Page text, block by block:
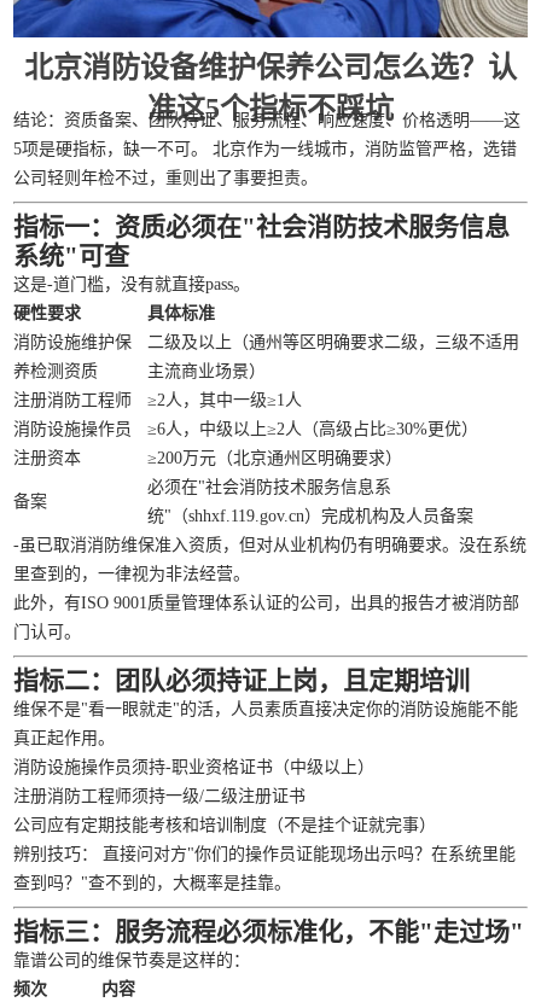
北京消防设备维护保养公司怎么选？认
准这5个指标不踩坑
结论：资质备案、团队持证、服务流程、响应速度、价格透明——这
5项是硬指标，缺一不可。 北京作为一线城市，消防监管严格，选错
公司轻则年检不过，重则出了事要担责。
指标一：资质必须在"社会消防技术服务信息
系统"可查
这是-道门槛，没有就直接pass。
硬性要求
具体标准
消防设施维护保
养检测资质
二级及以上（通州等区明确要求二级，三级不适用
主流商业场景）
注册消防工程师
≥2人，其中一级≥1人
消防设施操作员
≥6人，中级以上≥2人（高级占比≥30%更优）
注册资本
≥200万元（北京通州区明确要求）
备案
必须在"社会消防技术服务信息系
统"（shhxf.119.gov.cn）完成机构及人员备案
-虽已取消消防维保准入资质，但对从业机构仍有明确要求。没在系统
里查到的，一律视为非法经营。
此外，有ISO 9001质量管理体系认证的公司，出具的报告才被消防部
门认可。
指标二：团队必须持证上岗，且定期培训
维保不是"看一眼就走"的活，人员素质直接决定你的消防设施能不能
真正起作用。
消防设施操作员须持-职业资格证书（中级以上）
注册消防工程师须持一级/二级注册证书
公司应有定期技能考核和培训制度（不是挂个证就完事）
辨别技巧： 直接问对方"你们的操作员证能现场出示吗？在系统里能
查到吗？"查不到的，大概率是挂靠。
指标三：服务流程必须标准化，不能"走过场"
靠谱公司的维保节奏是这样的：
频次
内容